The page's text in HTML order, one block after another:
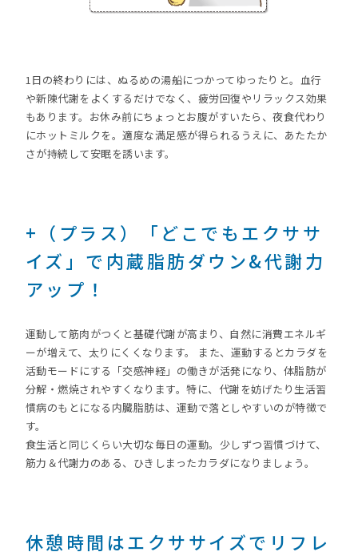
1日の終わりには、ぬるめの湯船につかってゆったりと。血行
や新陳代謝をよくするだけでなく、疲労回復やリラックス効果
もあります。お休み前にちょっとお腹がすいたら、夜食代わり
にホットミルクを。適度な満足感が得られるうえに、あたたか
さが持続して安眠を誘います。
+（プラス）「どこでもエクササ
イズ」で内蔵脂肪ダウン&代謝力
アップ！
運動して筋肉がつくと基礎代謝が高まり、自然に消費エネルギ
ーが増えて、太りにくくなります。 また、運動するとカラダを
活動モードにする「交感神経」の働きが活発になり、体脂肪が
分解・燃焼されやすくなります。特に、代謝を妨げたり生活習
慣病のもとになる内臓脂肪は、運動で落としやすいのが特徴で
す。
食生活と同じくらい大切な毎日の運動。少しずつ習慣づけて、
筋力＆代謝力のある、ひきしまったカラダになりましょう。
休憩時間はエクササイズでリフレ